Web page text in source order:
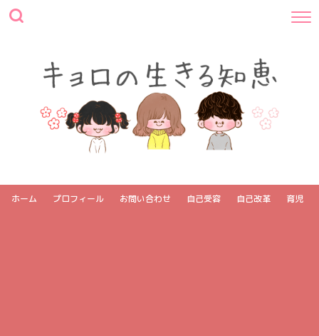
ホーム プロフィール お問い合わせ 自己受容 自己改革 育児